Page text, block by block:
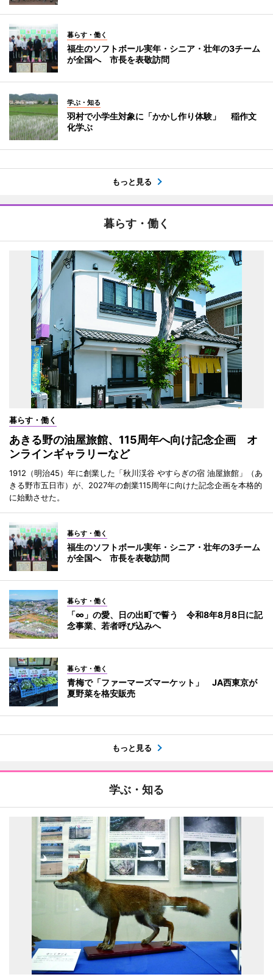
暮らす・働く
福生のソフトボール実年・シニア・壮年の3チーム
が全国へ 市長を表敬訪問
学ぶ・知る
羽村で小学生対象に「かかし作り体験」 稲作文
化学ぶ
もっと見る
暮らす・働く
暮らす・働く
あきる野の油屋旅館、115周年へ向け記念企画 オ
ンラインギャラリーなど
1912（明治45）年に創業した「秋川渓谷 やすらぎの宿 油屋旅館」（あ
きる野市五日市）が、2027年の創業115周年に向けた記念企画を本格的
に始動させた。
暮らす・働く
福生のソフトボール実年・シニア・壮年の3チーム
が全国へ 市長を表敬訪問
暮らす・働く
「∞」の愛、日の出町で誓う 令和8年8月8日に記
念事業、若者呼び込みへ
暮らす・働く
青梅で「ファーマーズマーケット」 JA西東京が
夏野菜を格安販売
もっと見る
学ぶ・知る